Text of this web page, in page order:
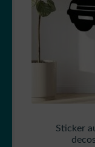
Sticker